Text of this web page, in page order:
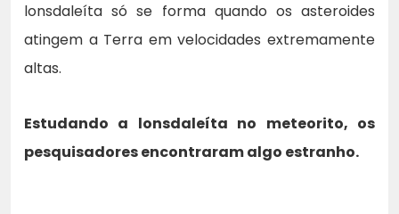
lonsdaleíta só se forma quando os asteroides
atingem a Terra em velocidades extremamente
altas.
Estudando a lonsdaleíta no meteorito, os
pesquisadores encontraram algo estranho.